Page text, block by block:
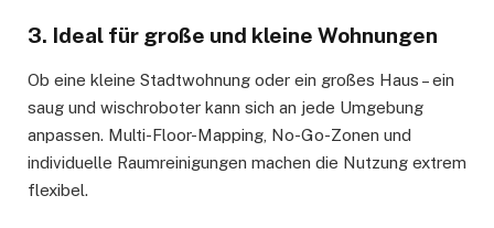
3. Ideal für große und kleine Wohnungen
Ob eine kleine Stadtwohnung oder ein großes Haus – ein
saug und wischroboter kann sich an jede Umgebung
anpassen. Multi-Floor-Mapping, No-Go-Zonen und
individuelle Raumreinigungen machen die Nutzung extrem
flexibel.